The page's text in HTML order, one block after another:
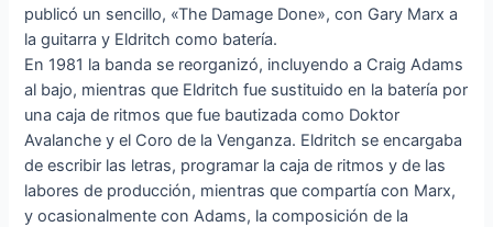
publicó un sencillo, «The Damage Done», con Gary Marx a
la guitarra y Eldritch como batería.
En 1981 la banda se reorganizó, incluyendo a Craig Adams
al bajo, mientras que Eldritch fue sustituido en la batería por
una caja de ritmos que fue bautizada como Doktor
Avalanche y el Coro de la Venganza. Eldritch se encargaba
de escribir las letras, programar la caja de ritmos y de las
labores de producción, mientras que compartía con Marx,
y ocasionalmente con Adams, la composición de la